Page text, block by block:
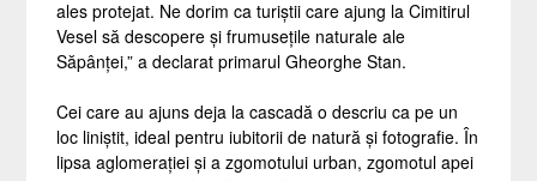
ales protejat. Ne dorim ca turiștii care ajung la Cimitirul
Vesel să descopere și frumusețile naturale ale
Săpânței,” a declarat primarul Gheorghe Stan.
Cei care au ajuns deja la cascadă o descriu ca pe un
loc liniștit, ideal pentru iubitorii de natură și fotografie. În
lipsa aglomerației și a zgomotului urban, zgomotul apei